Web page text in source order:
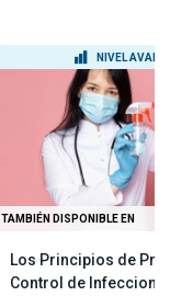
NIVEL
TAMBIÉN DISPONIBLE EN
Los Principios de
Control de